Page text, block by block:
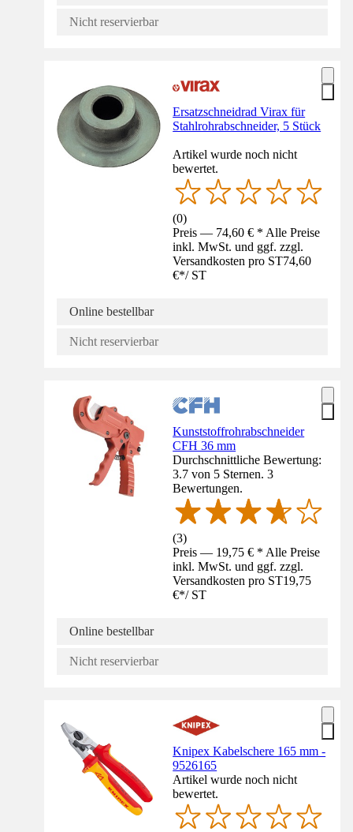
Nicht reservierbar
Ersatzschneidrad Virax für
Stahlrohrabschneider, 5 Stück
Artikel wurde noch nicht
bewertet.
(0)
Preis — 74,60 € * Alle Preise
inkl. MwSt. und ggf. zzgl.
Versandkosten pro ST74,60
€*/ ST
Online bestellbar
Nicht reservierbar
Kunststoffrohrabschneider
CFH 36 mm
Durchschnittliche Bewertung:
3.7 von 5 Sternen. 3
Bewertungen.
(3)
Preis — 19,75 € * Alle Preise
inkl. MwSt. und ggf. zzgl.
Versandkosten pro ST19,75
€*/ ST
Online bestellbar
Nicht reservierbar
Knipex Kabelschere 165 mm -
9526165
Artikel wurde noch nicht
bewertet.